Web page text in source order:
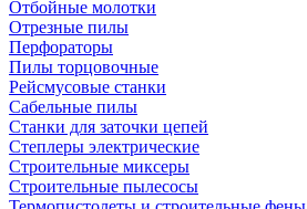
Отбойные молотки
Отрезные пилы
Перфораторы
Пилы торцовочные
Рейсмусовые станки
Сабельные пилы
Станки для заточки цепей
Степлеры электрические
Строительные миксеры
Строительные пылесосы